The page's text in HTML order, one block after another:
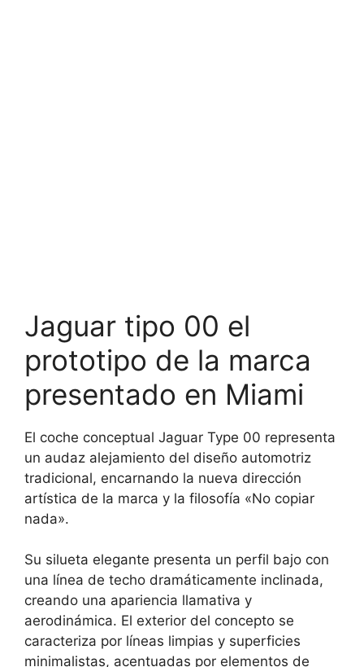
Jaguar tipo 00 el
prototipo de la marca
presentado en Miami
El coche conceptual Jaguar Type 00 representa
un audaz alejamiento del diseño automotriz
tradicional, encarnando la nueva dirección
artística de la marca y la filosofía «No copiar
nada».
Su silueta elegante presenta un perfil bajo con
una línea de techo dramáticamente inclinada,
creando una apariencia llamativa y
aerodinámica. El exterior del concepto se
caracteriza por líneas limpias y superficies
minimalistas, acentuadas por elementos de